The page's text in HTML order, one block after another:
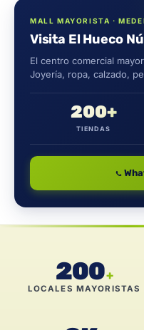
MALL MAYORISTA ·
Visita El Hueco
El centro comercial
Joyería, ropa, calzado,
200+
TIENDAS
200+
LOCALES MAYORISTAS